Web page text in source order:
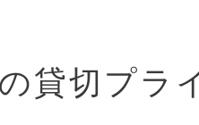
貸切プラ